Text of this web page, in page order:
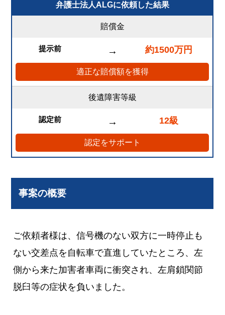
弁護士法人ALGに依頼した結果
賠償金
提示前 → 約1500万円
適正な賠償額を獲得
後遺障害等級
認定前 → 12級
認定をサポート
事案の概要
ご依頼者様は、信号機のない双方に一時停止も
ない交差点を自転車で直進していたところ、左
側から来た加害者車両に衝突され、左肩鎖関節
脱臼等の症状を負いました。